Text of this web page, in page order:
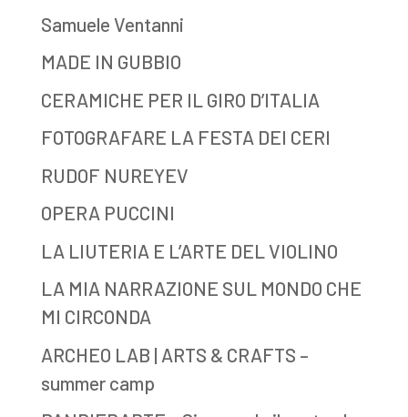
Samuele Ventanni
MADE IN GUBBIO
CERAMICHE PER IL GIRO D’ITALIA
FOTOGRAFARE LA FESTA DEI CERI
RUDOF NUREYEV
OPERA PUCCINI
LA LIUTERIA E L’ARTE DEL VIOLINO
LA MIA NARRAZIONE SUL MONDO CHE
MI CIRCONDA
ARCHEO LAB | ARTS & CRAFTS –
summer camp